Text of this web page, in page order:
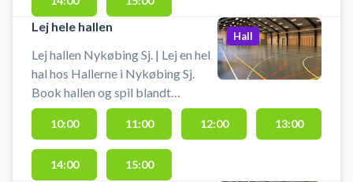
Lej hele hallen
Lej hallen Nykøbing Sj. | Lej en hel
hal hos Hallerne i Nykøbing Sj.
Book hallen og spil blandt
indendørs fodbold (uden bander),
håndbold, badminton eller
pickleball eller en anden form for
boldspil i hele den ene hal.
Hall
10:00 11:00 12:00 13:00
14:00 15:00